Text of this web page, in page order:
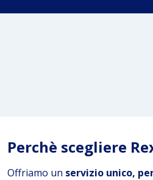
Perchè scegliere
Offriamo un servizio unico,